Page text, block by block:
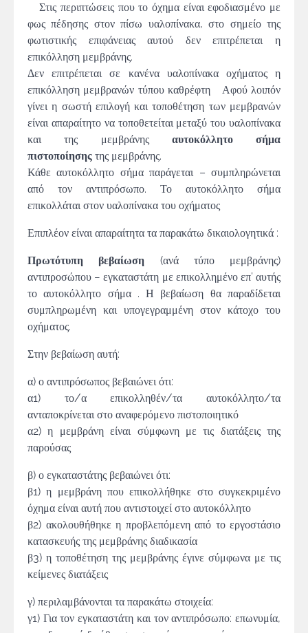
Στις περιπτώσεις που το όχημα είναι εφοδιασμένο με
φως πέδησης στον πίσω υαλοπίνακα, στο σημείο της
φωτιστικής επιφάνειας αυτού δεν επιτρέπεται η
επικόλληση μεμβράνης.
Δεν επιτρέπεται σε κανένα υαλοπίνακα οχήματος η
επικόλληση μεμβρανών τύπου καθρέφτη Αφού λοιπόν
γίνει η σωστή επιλογή και τοποθέτηση των μεμβρανών
είναι απαραίτητο να τοποθετείται μεταξύ του υαλοπίνακα
και της μεμβράνης αυτοκόλλητο σήμα
πιστοποίησης της μεμβράνης.
Κάθε αυτοκόλλητο σήμα παράγεται – συμπληρώνεται
από τον αντιπρόσωπο. Το αυτοκόλλητο σήμα
επικολλάται στον υαλοπίνακα του οχήματος
Επιπλέον είναι απαραίτητα τα παρακάτω δικαιολογητικά :
Πρωτότυπη βεβαίωση (ανά τύπο μεμβράνης)
αντιπροσώπου − εγκαταστάτη με επικολλημένο επ’ αυτής
το αυτοκόλλητο σήμα . Η βεβαίωση θα παραδίδεται
συμπληρωμένη και υπογεγραμμένη στον κάτοχο του
οχήματος.
Στην βεβαίωση αυτή:
α) ο αντιπρόσωπος βεβαιώνει ότι:
α1) το/α επικολληθέν/τα αυτοκόλλητο/τα
ανταποκρίνεται στο αναφερόμενο πιστοποιητικό
α2) η μεμβράνη είναι σύμφωνη με τις διατάξεις της
παρούσας
β) ο εγκαταστάτης βεβαιώνει ότι:
β1) η μεμβράνη που επικολλήθηκε στο συγκεκριμένο
όχημα είναι αυτή που αντιστοιχεί στο αυτοκόλλητο
β2) ακολουθήθηκε η προβλεπόμενη από το εργοστάσιο
κατασκευής της μεμβράνης διαδικασία
β3) η τοποθέτηση της μεμβράνης έγινε σύμφωνα με τις
κείμενες διατάξεις
γ) περιλαμβάνονται τα παρακάτω στοιχεία:
γ1) Για τον εγκαταστάτη και τον αντιπρόσωπο: επωνυμία,